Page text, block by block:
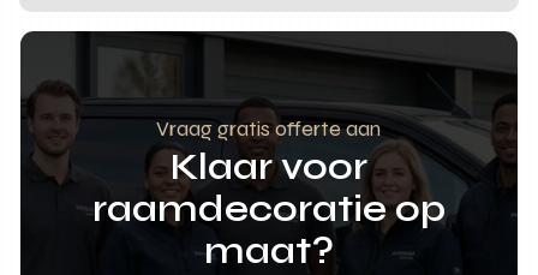
Vraag gratis offerte aan
Klaar voor
raamdecoratie op
maat?